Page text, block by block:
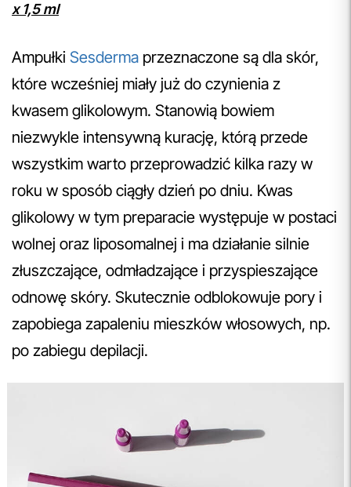
x 1,5 ml
Ampułki Sesderma przeznaczone są dla skór,
które wcześniej miały już do czynienia z
kwasem glikolowym. Stanowią bowiem
niezwykle intensywną kurację, którą przede
wszystkim warto przeprowadzić kilka razy w
roku w sposób ciągły dzień po dniu. Kwas
glikolowy w tym preparacie występuje w postaci
wolnej oraz liposomalnej i ma działanie silnie
złuszczające, odmładzające i przyspieszające
odnowę skóry. Skutecznie odblokowuje pory i
zapobiega zapaleniu mieszków włosowych, np.
po zabiegu depilacji.